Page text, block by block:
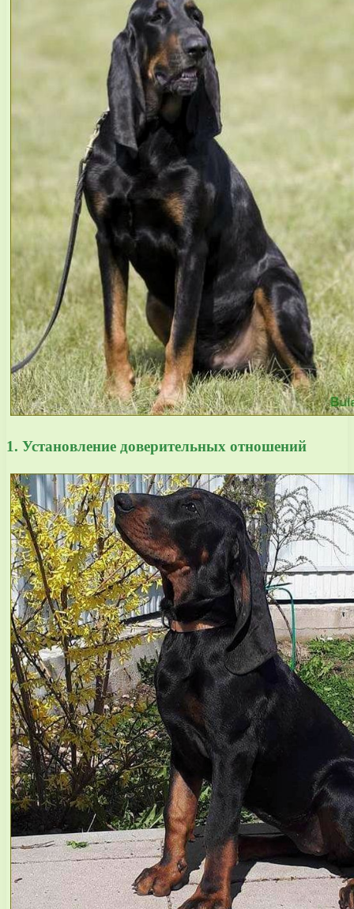
1. Установление доверительных отношений